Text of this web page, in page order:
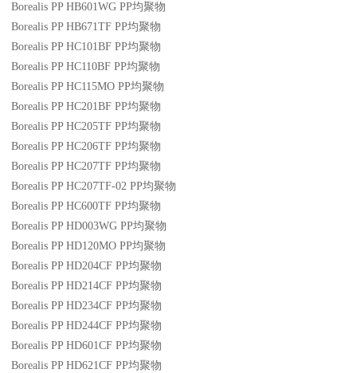
Borealis PP HB601WG PP均聚物
Borealis PP HB671TF PP均聚物
Borealis PP HC101BF PP均聚物
Borealis PP HC110BF PP均聚物
Borealis PP HC115MO PP均聚物
Borealis PP HC201BF PP均聚物
Borealis PP HC205TF PP均聚物
Borealis PP HC206TF PP均聚物
Borealis PP HC207TF PP均聚物
Borealis PP HC207TF-02 PP均聚物
Borealis PP HC600TF PP均聚物
Borealis PP HD003WG PP均聚物
Borealis PP HD120MO PP均聚物
Borealis PP HD204CF PP均聚物
Borealis PP HD214CF PP均聚物
Borealis PP HD234CF PP均聚物
Borealis PP HD244CF PP均聚物
Borealis PP HD601CF PP均聚物
Borealis PP HD621CF PP均聚物